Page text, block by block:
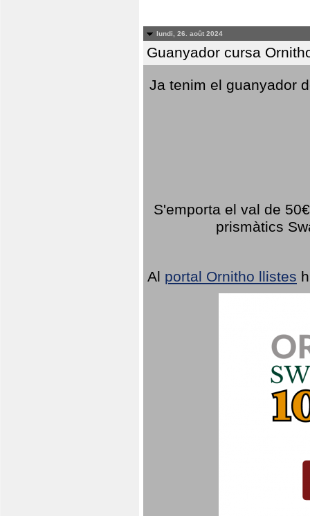
lundi, 26. août 2024
Guanyador cursa
Ja tenim el guanyador
S'emporta el val de
prismàtics
Al portal Ornitho llistes